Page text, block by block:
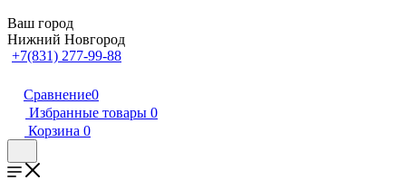
Ваш город
Нижний Новгород
+7(831) 277-99-88
Сравнение0
Избранные товары 0
Корзина 0